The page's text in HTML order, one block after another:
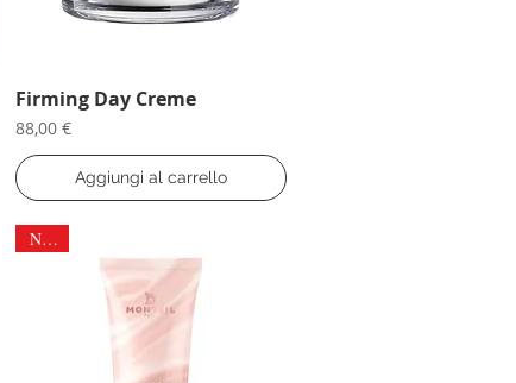
Vista rapida
Firming Day Creme
Prezzo
88,00 €
Aggiungi al carrello
NEW